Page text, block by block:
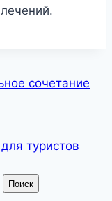
сочетание
туристов
Поиск